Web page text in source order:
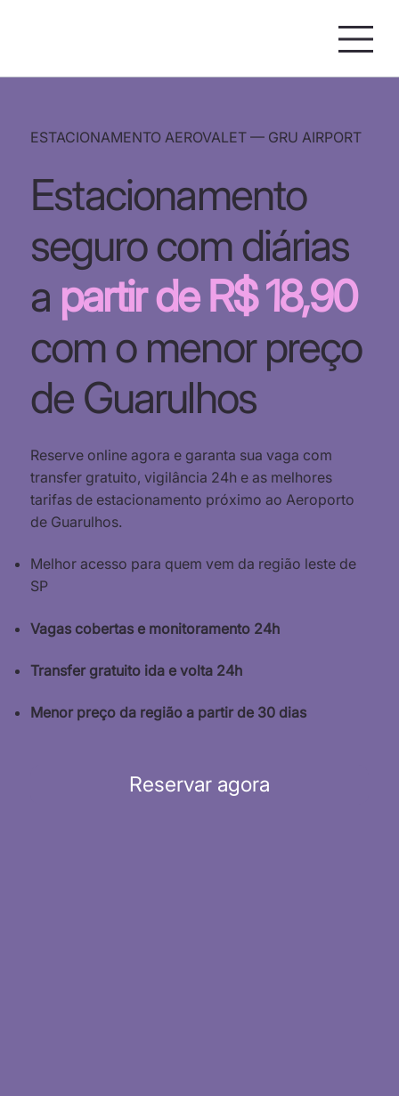
ESTACIONAMENTO AEROVALET — GRU AIRPORT
Estacionamento
seguro com diárias
a partir de R$ 18,90
com o menor preço
de Guarulhos
Reserve online agora e garanta sua vaga com
transfer gratuito, vigilância 24h e as melhores
tarifas de estacionamento próximo ao Aeroporto
de Guarulhos.
Melhor acesso para quem vem da região leste de
SP
Vagas cobertas e monitoramento 24h
Transfer gratuito ida e volta 24h
Menor preço da região a partir de 30 dias
Reservar agora